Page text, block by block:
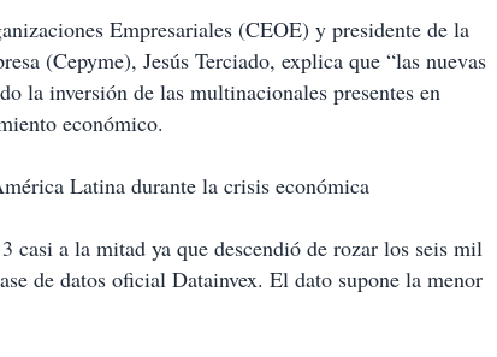
Empresariales (CEOE) y presidente de la
(Cepyme), Jesús Terciado, explica que “las nuevas
la inversión de las multinacionales presentes en
económico.
Latina durante la crisis económica
casi a la mitad ya que descendió de rozar los seis mil
de datos oficial Datainvex. El dato supone la menor